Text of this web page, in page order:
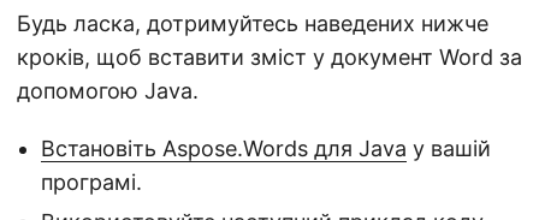
Будь ласка, дотримуйтесь наведених нижче
кроків, щоб вставити зміст у документ Word за
допомогою Java.
Встановіть Aspose.Words для Java у вашій
програмі.